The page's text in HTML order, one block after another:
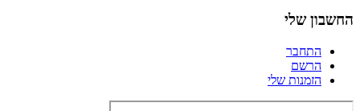
החשבון שלי
התחבר
הרשם
הזמנות שלי